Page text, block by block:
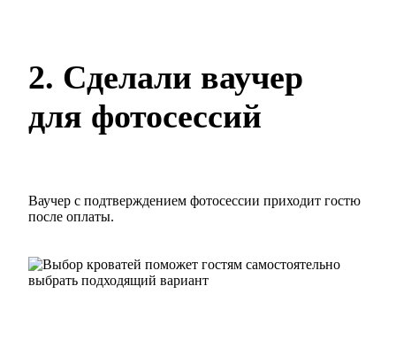
2. Сделали ваучер
для фотосессий
Ваучер с подтверждением фотосессии приходит гостю
после оплаты.